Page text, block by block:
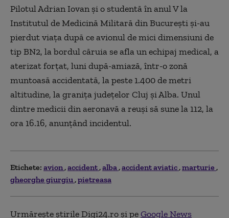
Pilotul Adrian Iovan şi o studentă în anul V la
Institutul de Medicină Militară din Bucureşti şi-au
pierdut viaţa după ce avionul de mici dimensiuni de
tip BN2, la bordul căruia se afla un echipaj medical, a
aterizat forţat, luni după-amiază, într-o zonă
muntoasă accidentată, la peste 1.400 de metri
altitudine, la graniţa judeţelor Cluj şi Alba. Unul
dintre medicii din aeronavă a reuşi să sune la 112, la
ora 16.16, anunţând incidentul.
Etichete: avion accident alba accident aviatic marturie
gheorghe giurgiu pietreasa
Urmărește știrile Digi24.ro și peGoogle News